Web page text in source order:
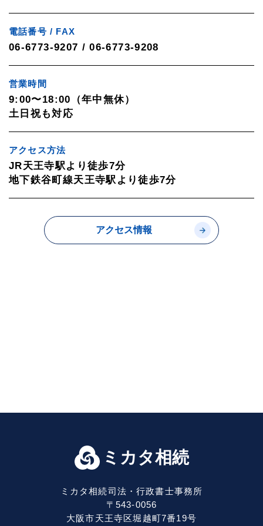
電話番号 / FAX
06-6773-9207 / 06-6773-9208
営業時間
9:00〜18:00（年中無休）
土日祝も対応
アクセス方法
JR天王寺駅より徒歩7分
地下鉄谷町線天王寺駅より徒歩7分
アクセス情報
ミカタ相続
ミカタ相続司法・行政書士事務所
〒543-0056
大阪市天王寺区堀越町7番19号